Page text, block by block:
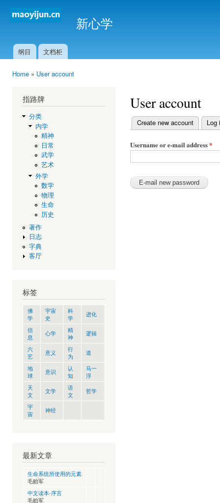
新心学
Main menu
纲目 文档柜
Home » User account
指路牌
分类
内学
精神
日常
武学
艺术
外学
数学
物理
生命
历史
著作
日志
字典
客厅
标签
佛
学
宇宙
史
科
学
进化
信
息
心学
精
神
逻辑
六
艺
意义
行
为
道
地
球
意识
认
知
马一
浮
天
文
文学
语
文
哲学
宇
宙
神经
最新文章
生命系统所使用的元素
毛贻军
中文读本-序言
毛贻军
User account
Primary tabs
Create new account Log
Username or e-mail address*